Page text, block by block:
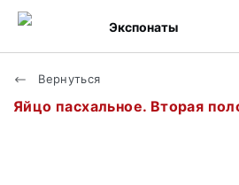
Экспонаты
Вернуться
Яйцо пасхальное. Вторая